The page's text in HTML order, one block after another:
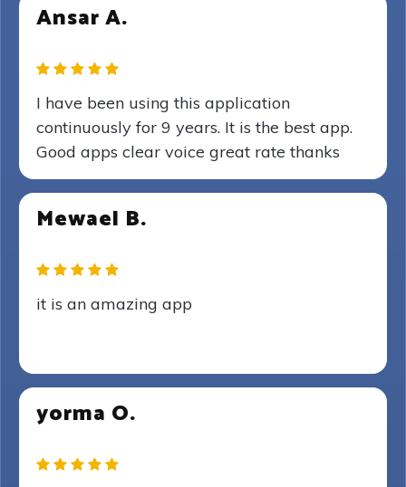
Ansar A.
I have been using this application
continuously for 9 years. It is the best app.
Good apps clear voice great rate thanks
Mewael B.
it is an amazing app
yorma O.